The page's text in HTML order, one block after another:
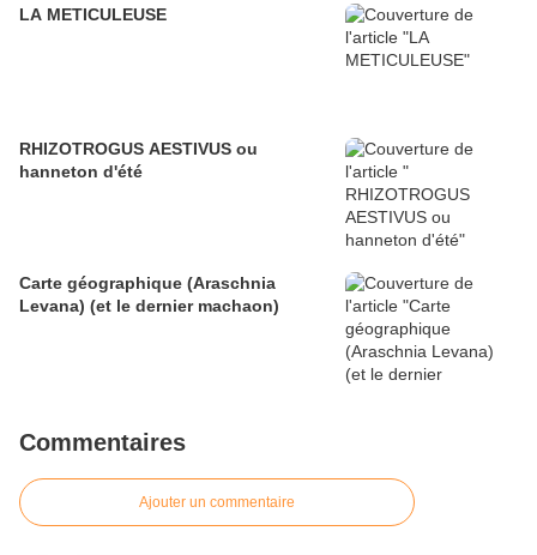
LA METICULEUSE
RHIZOTROGUS AESTIVUS ou
hanneton d'été
Carte géographique (Araschnia
Levana) (et le dernier machaon)
Commentaires
Ajouter un commentaire